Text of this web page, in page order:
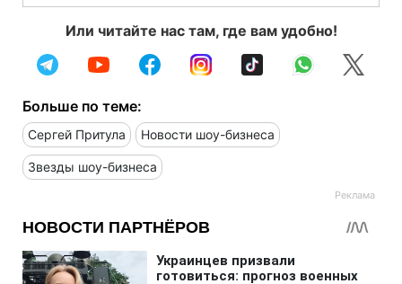
Или читайте нас там, где вам удобно!
Больше по теме:
Сергей Притула Новости шоу-бизнеса
Звезды шоу-бизнеса